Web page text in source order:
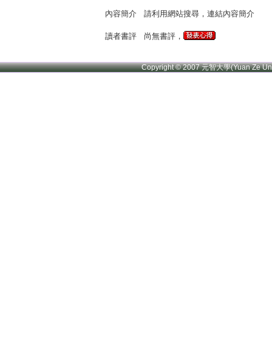
內容簡介 請利用網站搜尋，連結內容簡介
讀者書評 尚無書評，
Copyright © 2007 元智大學(Yuan Ze